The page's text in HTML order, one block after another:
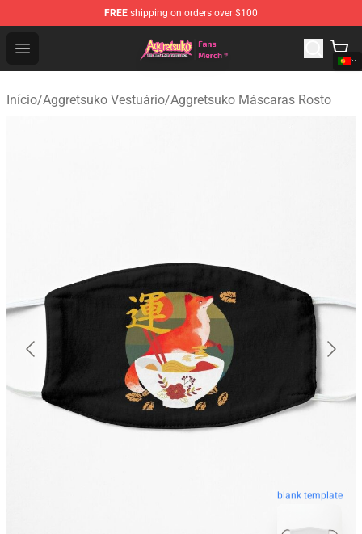
FREE shipping on orders over $100
Open menu
Aggretsuko Store - Official Aggretsuko Merchandise
Início/Aggretsuko Vestuário/Aggretsuko Máscaras Rosto
blank template